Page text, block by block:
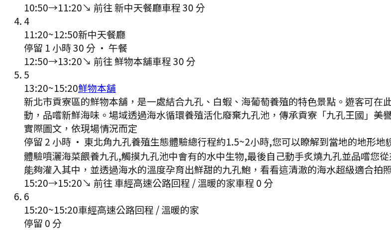
10:50→11:20↘ 前往 新中天餐廳車程30 分
4
11:20~12:50新中天餐廳
停留 1 小時 30 分 · 午餐
12:50→13:20↘ 前往 鮮物本舖車程30 分
5
13:20~15:20鮮物本舖
新北市貢寮區的鮮物本舖，是一處結合九孔、白蝦、海葡萄養殖的特色景點。遊客可
動，品嚐新鮮海味。場域透過海水循環養殖活化廢棄九孔池，傳承貢寮「九孔王國」
實際圖文，依現場情況而定
停留 2 小時 · 東北角九孔養殖生態體驗總行程約1.5~2小時,您可以瞭解到當地的地形
體驗噴灑海菜餵養九孔,觸摸九孔池中會有的水中生物,最後自己動手炙燒九孔並品嚐您
能夠灌入其中，並透過海水的溫度孕育出鮮甜的九孔鮑，看看這清澈的海水超級適合
15:20→15:20↘ 前往 車經高速公路回程 / 溫暖的家車程 0 分
6
15:20~15:20車經高速公路回程 / 溫暖的家
停留 0 分